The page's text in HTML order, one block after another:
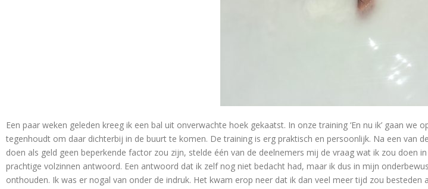
Een paar weken geleden kreeg ik een bal uit onverwachte hoek gekaatst. In onze training ‘En nu ik’ gaan
tegenhoudt om daar dichterbij in de buurt te komen. De training is erg praktisch en persoonlijk. Na een van
doen als geld geen beperkende factor zou zijn, stelde één van de deelnemers mij de vraag wat ik zou doen
prachtige volzinnen antwoord. Een antwoord dat ik zelf nog niet bedacht had, maar ik dus in mijn
onthouden. Ik was er nogal van onder de indruk. Het kwam erop neer dat ik dan veel meer tijd zou